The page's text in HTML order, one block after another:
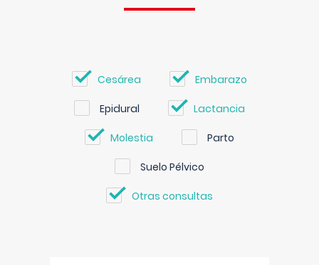
Cesárea Embarazo
Epidural Lactancia
Molestia Parto
Suelo Pélvico
Otras consultas